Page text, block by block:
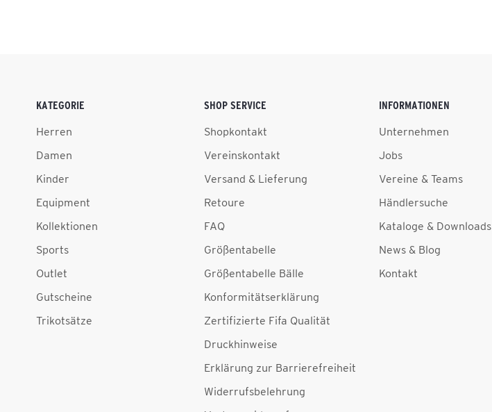
KATEGORIE
Herren
Damen
Kinder
Equipment
Kollektionen
Sports
Outlet
Gutscheine
Trikotsätze
SHOP SERVICE
Shopkontakt
Vereinskontakt
Versand & Lieferung
Retoure
FAQ
Größentabelle
Größentabelle Bälle
Konformitätserklärung
Zertifizierte Fifa Qualität
Druckhinweise
Erklärung zur Barrierefreiheit
Widerrufsbelehrung
INFORMATIONEN
Unternehmen
Jobs
Vereine & Teams
Händlersuche
Kataloge & Downloads
News & Blog
Kontakt